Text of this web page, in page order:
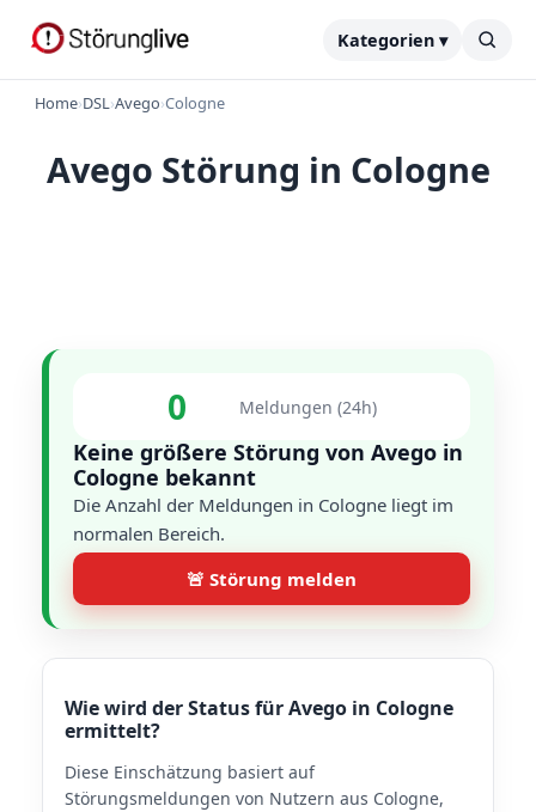
Kategorien ▾
Home›DSL›Avego›Cologne
Avego Störung in Cologne
0 Meldungen (24h)
Keine größere Störung von Avego in
Cologne bekannt
Die Anzahl der Meldungen in Cologne liegt im
normalen Bereich.
🚨 Störung melden
Wie wird der Status für Avego in Cologne
ermittelt?
Diese Einschätzung basiert auf
Störungsmeldungen von Nutzern aus Cologne,